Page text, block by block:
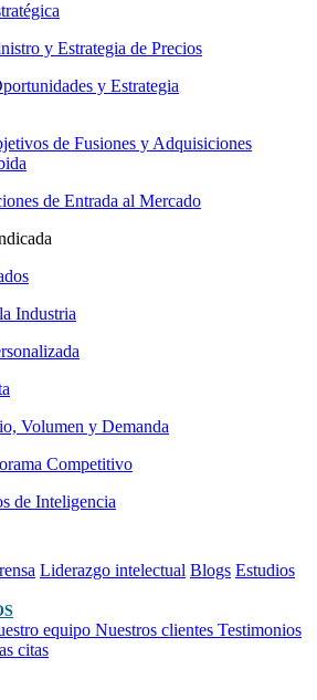
y Estrategia de Precios
y Estrategia
de Fusiones y Adquisiciones
de Entrada al Mercado
Industria
Volumen y Demanda
Competitivo
de Inteligencia
Liderazgo intelectual Blogs Estudios
equipo Nuestros clientes Testimonios
citas